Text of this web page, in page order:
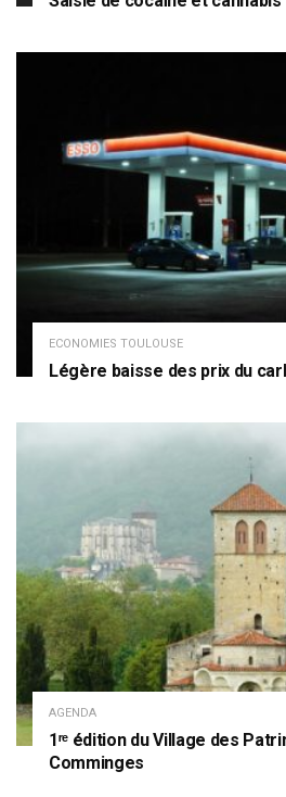
ECONOMIES TOULOUSE
Légère baisse des prix du
AGENDA
1ʳᵉ édition du Village des
Comminges